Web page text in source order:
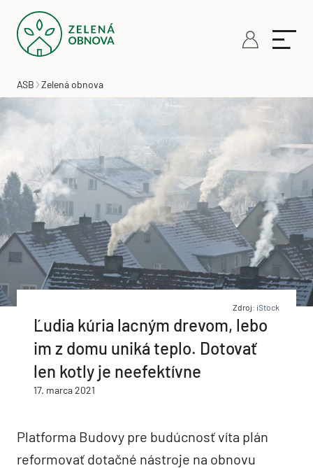
ASB Zelená obnova
Zdroj: iStock
Ľudia kúria lacným drevom, lebo
im z domu uniká teplo. Dotovať
len kotly je neefektívne
17. marca 2021
Platforma Budovy pre budúcnosť víta plán
reformovať dotačné nástroje na obnovu